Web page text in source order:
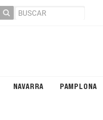
NAVARRA PAMPLONA